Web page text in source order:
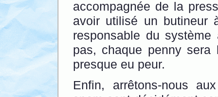
accompagnée de la
avoir utilisé un butineur
responsable du
pas, chaque penny sera
presque eu peur.
Enfin, arrêtons-nous